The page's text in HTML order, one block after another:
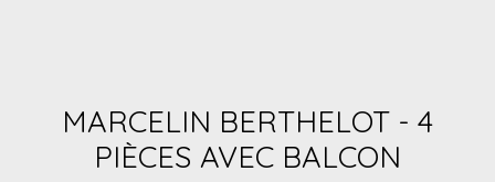
MARCELIN BERTHELOT - 4
PIÈCES AVEC BALCON